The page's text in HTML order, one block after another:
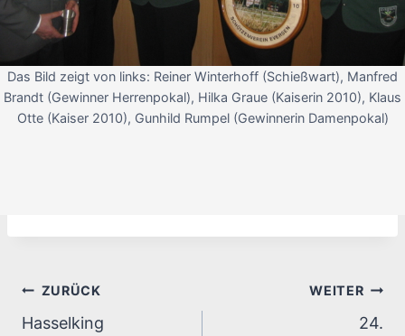
Das Bild zeigt von links: Reiner Winterhoff (Schießwart), Manfred
Brandt (Gewinner Herrenpokal), Hilka Graue (Kaiserin 2010), Klaus
Otte (Kaiser 2010), Gunhild Rumpel (Gewinnerin Damenpokal)
Beitragsnavigation
ZURÜCK
Hasselking
WEITER
24.